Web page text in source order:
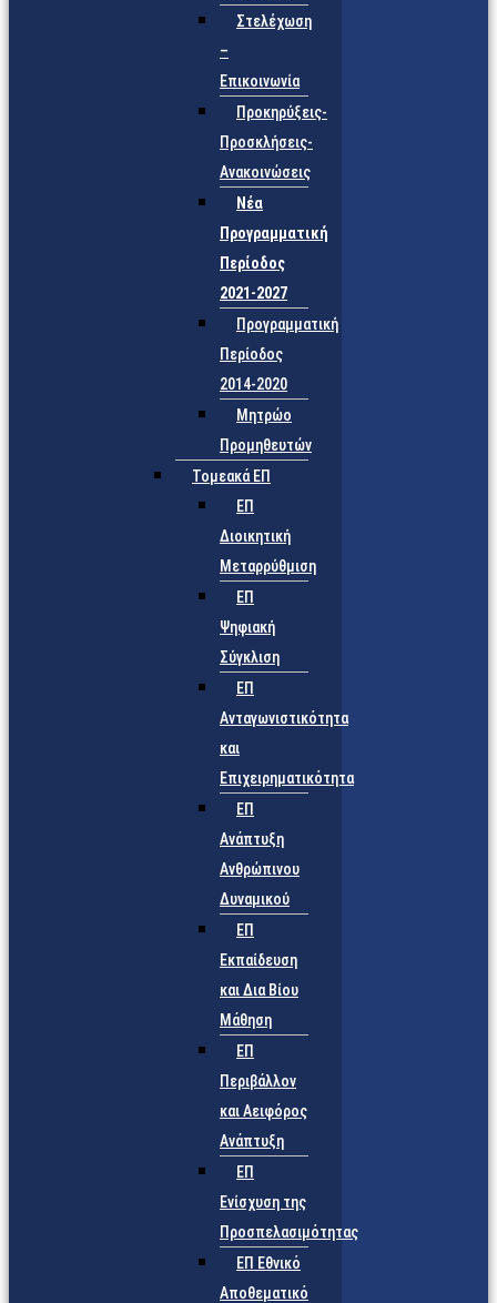
Στελέχωση
–
Επικοινωνία
Προκηρύξεις-
Προσκλήσεις-
Ανακοινώσεις
Νέα
Προγραμματική
Περίοδος
2021-2027
Προγραμματική
Περίοδος
2014-2020
Μητρώο
Προμηθευτών
Τομεακά ΕΠ
ΕΠ
Διοικητική
Μεταρρύθμιση
ΕΠ
Ψηφιακή
Σύγκλιση
ΕΠ
Ανταγωνιστικότητα
και
Επιχειρηματικότητα
ΕΠ
Ανάπτυξη
Ανθρώπινου
Δυναμικού
ΕΠ
Εκπαίδευση
και Δια Βίου
Μάθηση
ΕΠ
Περιβάλλον
και Αειφόρος
Ανάπτυξη
ΕΠ
Ενίσχυση της
Προσπελασιμότητας
ΕΠ Εθνικό
Αποθεματικό